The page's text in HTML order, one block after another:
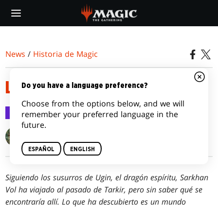
main
News / Historia de Magic
LA HISTORIA REESCRITA
Historia de Magic 22 ene 2015
Siguiendo los susurros de Ugin, el dragón espíritu, Sarkhan
Vol ha viajado al pasado de Tarkir, pero sin saber qué se
encontraría allí. Lo que ha descubierto es un mundo
Do you have a language preference?
Choose from the options below, and we will
remember your preferred language in the
future.
ESPAÑOL ENGLISH